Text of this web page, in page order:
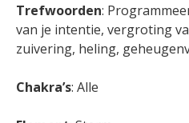
Trefwoorden:
van je intentie, vergroting
zuivering, heling,
Chakra’s: Alle